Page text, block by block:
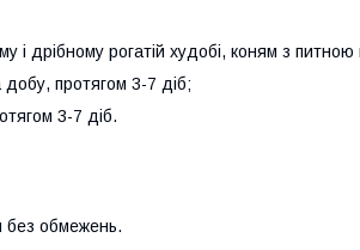
і дрібному рогатій худобі, коням з
протягом 3-7 діб;
3-7 діб.
без обмежень.